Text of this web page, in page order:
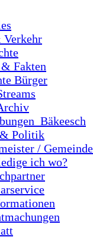
Verkehr
Fakten
Bürger
Politik
/
ich wo?